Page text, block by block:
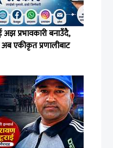
प्रभावकारी बनाउँदै,
एकीकृत प्रणालीबाट